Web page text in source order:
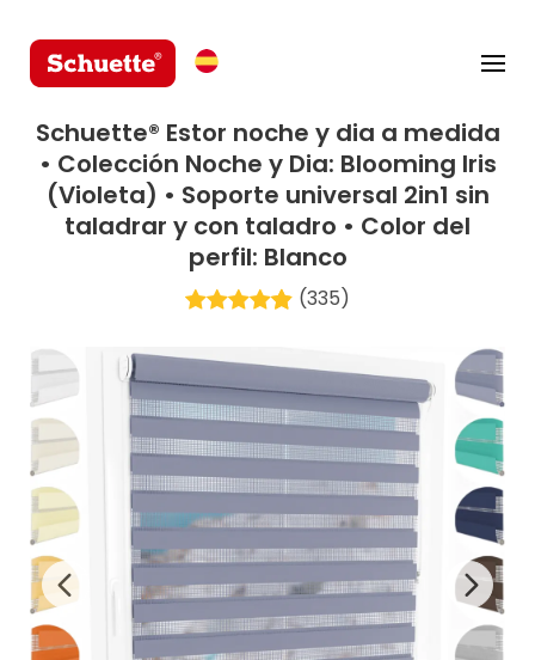
Schuette® Estor noche y dia a medida
• Colección Noche y Dia: Blooming Iris
(Violeta) • Soporte universal 2in1 sin
taladrar y con taladro • Color del
perfil: Blanco
(335)